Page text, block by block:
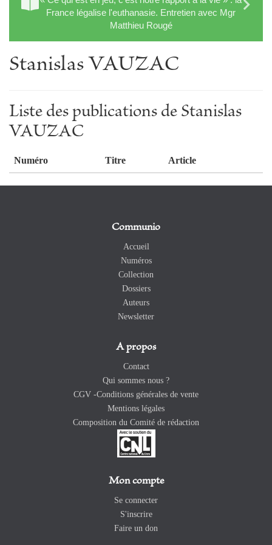
France légalise l'euthanasie. Entretien avec Mgr
Matthieu Rougé
Stanislas VAUZAC
Liste des publications de Stanislas
VAUZAC
Numéro Titre Article
Communio
Accueil
Numéros
Collection
Dossiers
Auteurs
Newsletter
A propos
Contact
Qui sommes nous ?
CGV -Conditions générales de vente
Mentions légales
Composition du Comité de rédaction
Mon compte
Se connecter
S'inscrire
Faire un don